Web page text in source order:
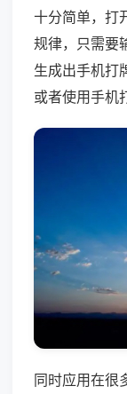
十分简单，打
规律，只需要
生成出手机打
或者使用手机
同时应用在很